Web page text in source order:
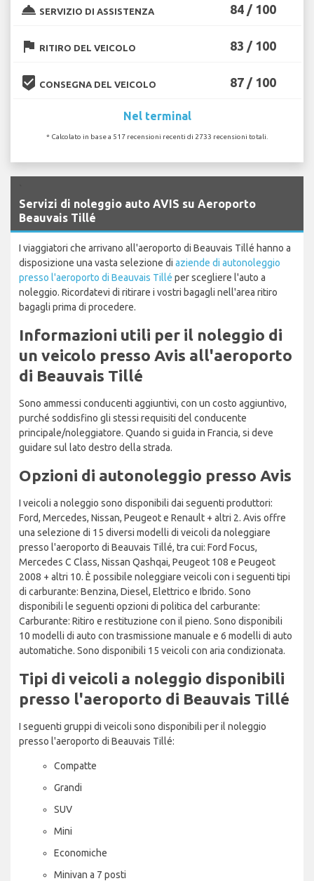
room_service SERVIZIO DI ASSISTENZA 84 / 100
flag RITIRO DEL VEICOLO 83 / 100
beenhere CONSEGNA DEL VEICOLO 87 / 100
Nel terminal
* Calcolato in base a 517 recensioni recenti di 2733 recensioni totali.
Servizi di noleggio auto AVIS su Aeroporto
Beauvais Tillé
I viaggiatori che arrivano all'aeroporto di Beauvais Tillé hanno a
disposizione una vasta selezione di aziende di autonoleggio
presso l'aeroporto di Beauvais Tillé per scegliere l'auto a
noleggio. Ricordatevi di ritirare i vostri bagagli nell'area ritiro
bagagli prima di procedere.
Informazioni utili per il noleggio di
un veicolo presso Avis all'aeroporto
di Beauvais Tillé
Sono ammessi conducenti aggiuntivi, con un costo aggiuntivo,
purché soddisfino gli stessi requisiti del conducente
principale/noleggiatore. Quando si guida in Francia, si deve
guidare sul lato destro della strada.
Opzioni di autonoleggio presso Avis
I veicoli a noleggio sono disponibili dai seguenti produttori:
Ford, Mercedes, Nissan, Peugeot e Renault + altri 2. Avis offre
una selezione di 15 diversi modelli di veicoli da noleggiare
presso l'aeroporto di Beauvais Tillé, tra cui: Ford Focus,
Mercedes C Class, Nissan Qashqai, Peugeot 108 e Peugeot
2008 + altri 10. È possibile noleggiare veicoli con i seguenti tipi
di carburante: Benzina, Diesel, Elettrico e Ibrido. Sono
disponibili le seguenti opzioni di politica del carburante:
Carburante: Ritiro e restituzione con il pieno. Sono disponibili
10 modelli di auto con trasmissione manuale e 6 modelli di auto
automatiche. Sono disponibili 15 veicoli con aria condizionata.
Tipi di veicoli a noleggio disponibili
presso l'aeroporto di Beauvais Tillé
I seguenti gruppi di veicoli sono disponibili per il noleggio
presso l'aeroporto di Beauvais Tillé:
Compatte
Grandi
SUV
Mini
Economiche
Minivan a 7 posti